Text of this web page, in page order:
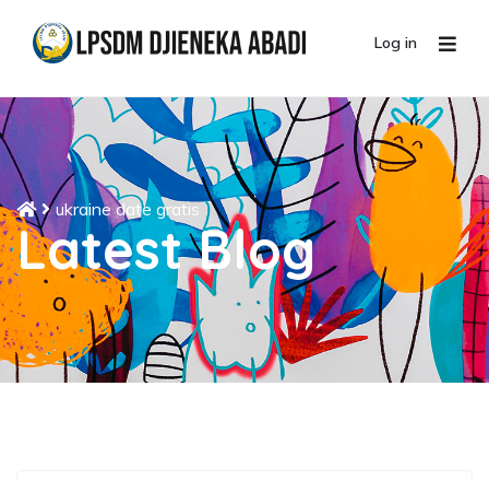
Log in
ukraine date gratis
Latest Blog